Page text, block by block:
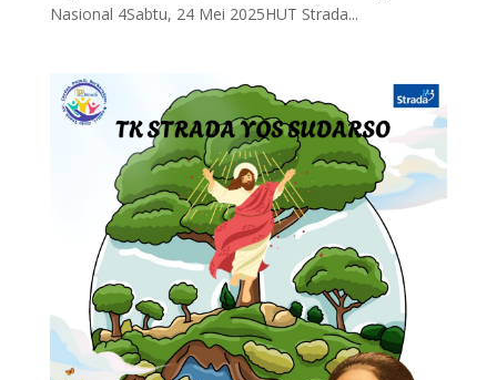
Nasional 4Sabtu, 24 Mei 2025HUT Strada...